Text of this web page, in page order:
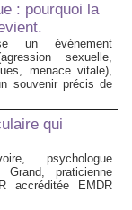
: pourquoi la
un événement
sexuelle,
menace vitale),
souvenir précis de
qui
psychologue
praticienne
accréditée EMDR